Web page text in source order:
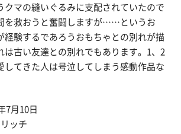
クマの縫いぐるみに支配されていたので
を救おうと奮闘しますが……というお
経験するであろうおもちゃとの別れが描
は古い友達との別れでもあります。1、2
してきた人は号泣してしまう感動作品な
7月10日
ッチ